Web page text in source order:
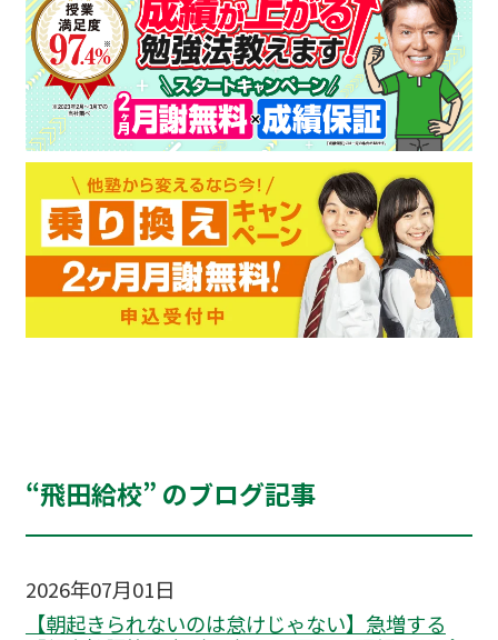
“飛田給校” のブログ記事
2026年07月01日
【朝起きられないのは怠けじゃない】急増する